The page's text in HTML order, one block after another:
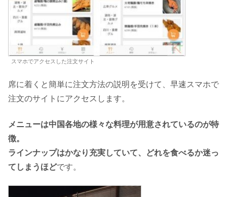
スマホでアクセスした注文サイト
席に着くと簡単に注文方法の説明を受けて、早速スマホで
注文のサイトにアクセスします。
メニューは中国各地の様々な料理が用意されているのが特
徴。
ラインナップはかなり充実していて、どれを食べるか迷っ
てしまうほどです。